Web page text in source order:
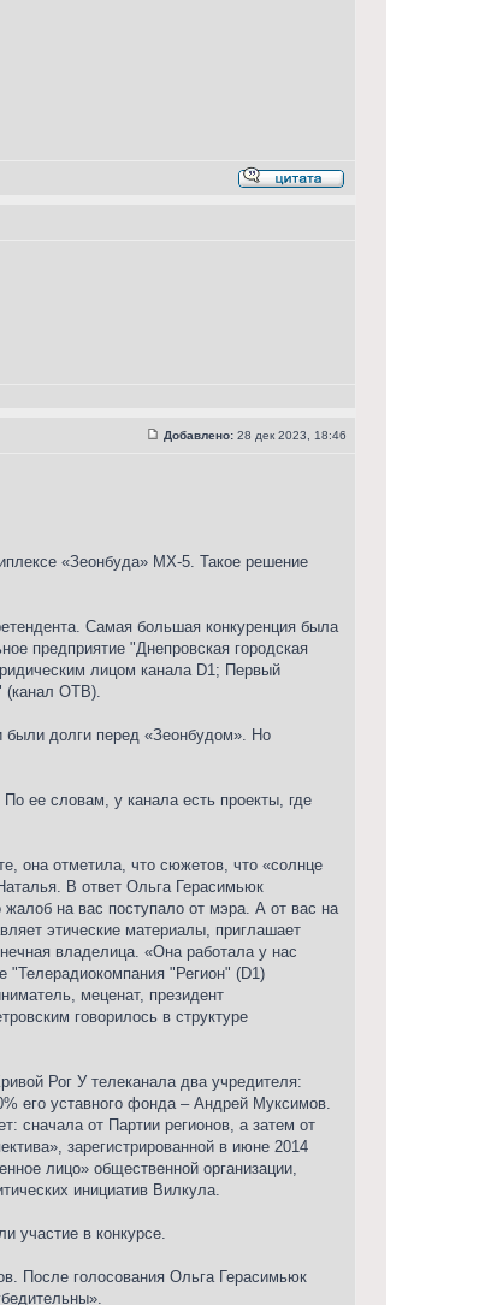
Добавлено: 28 дек 2023, 18:46
«Зеонбуда» МХ-5. Такое решение
Самая большая конкуренция была
предприятие "Днепровская городская
лицом канала D1; Первый
(канал ОТВ).
были долги перед «Зеонбудом». Но
ее словам, у канала есть проекты, где
она отметила, что сюжетов, что «солнце
В ответ Ольга Герасимьюк
на вас поступало от мэра. А от вас на
этические материалы, приглашает
владелица. «Она работала у нас
"Телерадиокомпания "Регион" (D1)
меценат, президент
говорилось в структуре
Рог У телеканала два учредителя:
его уставного фонда – Андрей Муксимов.
сначала от Партии регионов, а затем от
зарегистрированной в июне 2014
лицо» общественной организации,
инициатив Вилкула.
участие в конкурсе.
После голосования Ольга Герасимьюк